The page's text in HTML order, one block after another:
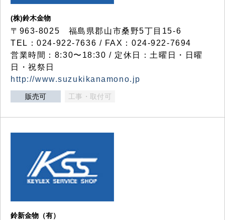
(株)鈴木金物
〒963-8025 福島県郡山市桑野5丁目15-6
TEL：024-922-7636 / FAX：024-922-7694
営業時間：8:30〜18:30 / 定休日：土曜日・日曜
日・祝祭日
http://www.suzukikanamono.jp
販売可 工事・取付可
鈴新金物（有）